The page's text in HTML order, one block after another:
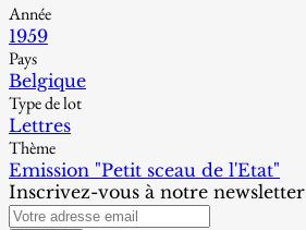
Année
1959
Pays
Belgique
Type de lot
Lettres
Thème
Emission "Petit sceau de l'Etat"
Inscrivez-vous à notre newsletter